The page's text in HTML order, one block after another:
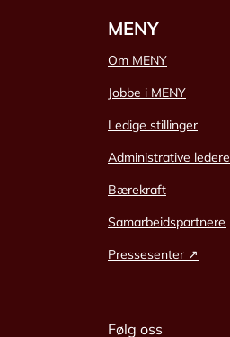
MENY
Om MENY
Jobbe i MENY
Ledige stillinger
Administrative ledere
Bærekraft
Samarbeidspartnere
Pressesenter ↗
Følg oss